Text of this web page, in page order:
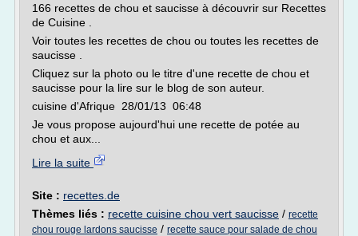
166 recettes de chou et saucisse à découvrir sur Recettes
de Cuisine .
Voir toutes les recettes de chou ou toutes les recettes de
saucisse .
Cliquez sur la photo ou le titre d'une recette de chou et
saucisse pour la lire sur le blog de son auteur.
cuisine d'Afrique 28/01/13 06:48
Je vous propose aujourd'hui une recette de potée au
chou et aux...
Lire la suite
Site : recettes.de
Thèmes liés : recette cuisine chou vert saucisse / recette
chou rouge lardons saucisse / recette sauce pour salade de chou